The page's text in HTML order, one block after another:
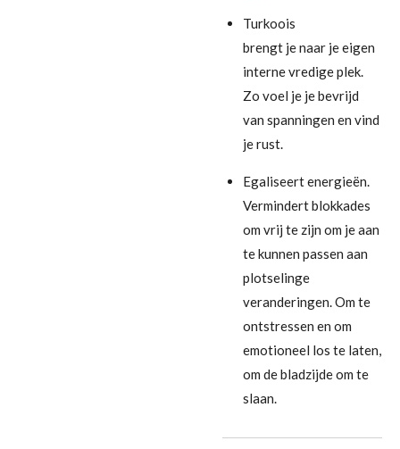
Turkoois
brengt jenaar jeeigen
interne vredige plek.
Zo voel je je bevrijd
van spanningen en vind
je rust.
Egaliseert energieën.
Vermindert blokkades
om vrij te zijn om je aan
te kunnen passen aan
plotselinge
veranderingen. Om te
ontstressen en om
emotioneel los te laten,
om de bladzijde om te
slaan.